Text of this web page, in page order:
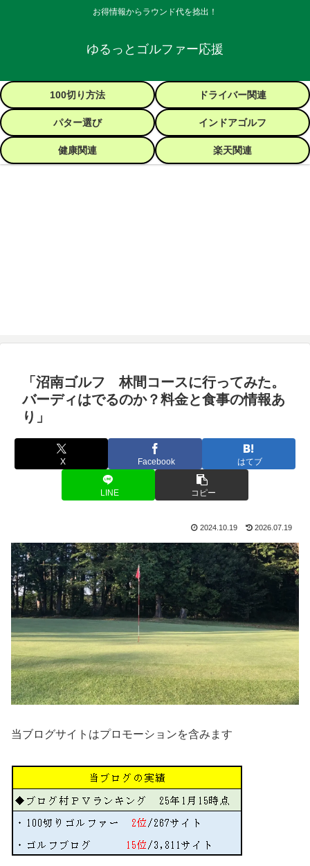
お得情報からラウンド代を捻出！
ゆるっとゴルファー応援
100切り方法 ドライバー関連
パター選び インドアゴルフ
健康関連 楽天関連
「沼南ゴルフ 林間コースに行ってみた。
バーディはでるのか？料金と食事の情報あ
り」
X Facebook はてブ
LINE コピー
2024.10.19 2026.07.19
当ブログサイトはプロモーションを含みます